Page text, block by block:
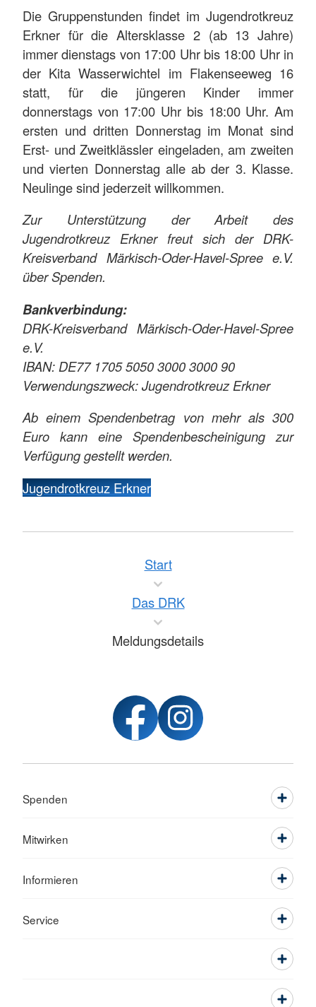
Die Gruppenstunden findet im Jugendrotkreuz
Erkner für die Altersklasse 2 (ab 13 Jahre)
immer dienstags von 17:00 Uhr bis 18:00 Uhr in
der Kita Wasserwichtel im Flakenseeweg 16
statt, für die jüngeren Kinder immer
donnerstags von 17:00 Uhr bis 18:00 Uhr. Am
ersten und dritten Donnerstag im Monat sind
Erst- und Zweitklässler eingeladen, am zweiten
und vierten Donnerstag alle ab der 3. Klasse.
Neulinge sind jederzeit willkommen.
Zur Unterstützung der Arbeit des
Jugendrotkreuz Erkner freut sich der DRK-
Kreisverband Märkisch-Oder-Havel-Spree e.V.
über Spenden.
Bankverbindung:
DRK-Kreisverband Märkisch-Oder-Havel-Spree
e.V.
IBAN: DE77 1705 5050 3000 3000 90
Verwendungszweck: Jugendrotkreuz Erkner
Ab einem Spendenbetrag von mehr als 300
Euro kann eine Spendenbescheinigung zur
Verfügung gestellt werden.
Jugendrotkreuz Erkner
Start
Das DRK
Meldungsdetails
Spenden
Mitwirken
Informieren
Service